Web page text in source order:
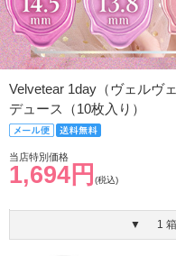
Velvetear 1day（ヴェルヴ
デュース（10枚入り）
当店特別価格
1,694円 (税込)
▼ 1箱